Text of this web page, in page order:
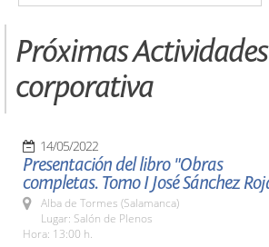
Próximas
corporativa
14/05/2022
Presentación del libro "Obras
completas. Tomo I José Sánchez
Alba de Tormes (Salamanca)
Lugar: Salón de Plenos
Hora: 13:00 h.